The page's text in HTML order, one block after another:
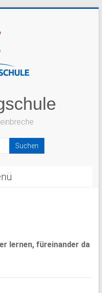
lernen, füreinander da